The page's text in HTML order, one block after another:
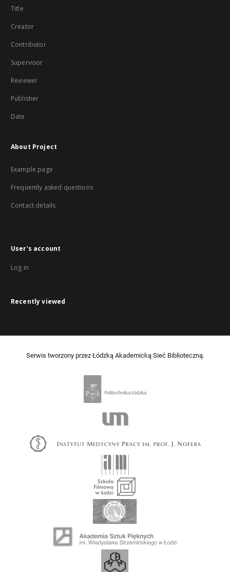
Title
Creator
Contributor
Supervisor
Reviewer
Publisher
Date
About Project
Example page
Frequently asked questions
Contact details
User's account
Log in
Recently viewed
Serwis tworzony przez Łódzką Akademicką Sieć Biblioteczną.